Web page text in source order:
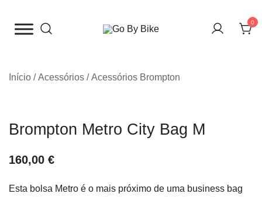
para
0
Início /Acessórios /Acessórios Brompton
Brompton Metro City Bag M
160,00 €
Esta bolsa Metro é o mais próximo de uma business bag